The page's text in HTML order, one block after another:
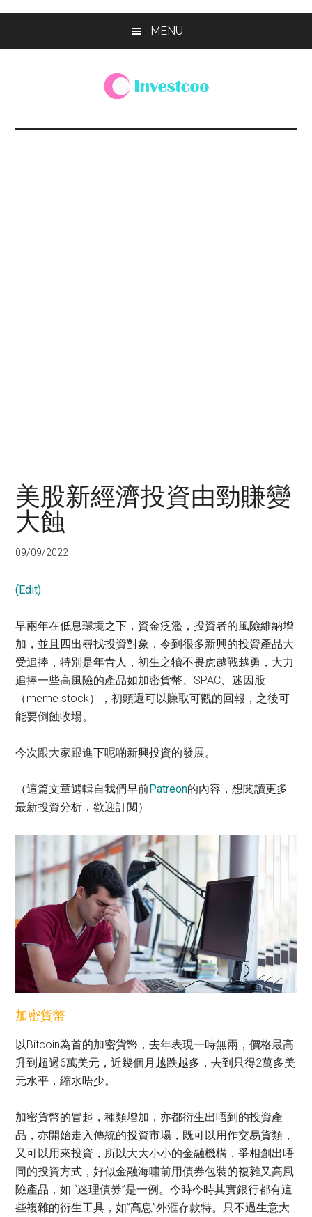
MENU
Investcoo
個
美股新經濟投資由勁賺變
大蝕
09/09/2022
(Edit)
早兩年在低息環境之下，資金泛濫，投資者的風險維納增
加，並且四出尋找投資對象，令到很多新興的投資產品大
受追捧，特別是年青人，初生之犢不畏虎越戰越勇，大力
追捧一些高風險的產品如加密貨幣、SPAC、迷因股
（meme stock），初頭還可以賺取可觀的回報，之後可
能要倒蝕收場。
今次跟大家跟進下呢啲新興投資的發展。
（這篇文章選輯自我們早前Patreon的內容，想閱讀更多
最新投資分析，歡迎訂閱）
加密貨幣
以Bitcoin為首的加密貨幣，去年表現一時無兩，價格最高
升到超過6萬美元，近幾個月越跌越多，去到只得2萬多美
元水平，縮水唔少。
加密貨幣的冒起，種類增加，亦都衍生出唔到的投資產
品，亦開始走入傳統的投資市場，既可以用作交易貨類，
又可以用來投資，所以大大小小的金融機構，爭相創出唔
同的投資方式，好似金融海嘯前用債券包裝的複雜又高風
險產品，如 “迷理債券”是一例。今時今時其實銀行都有這
些複雜的衍生工具，如”高息”外滙存款特。只不過生意大